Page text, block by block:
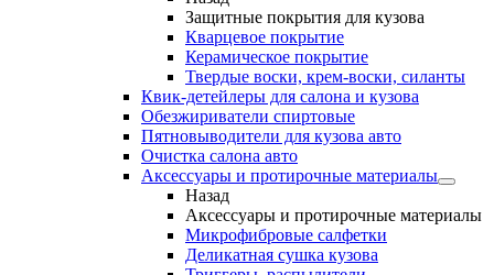
Защитные покрытия для кузова
Кварцевое покрытие
Керамическое покрытие
Твердые воски, крем-воски, силанты
Квик-детейлеры для салона и кузова
Обезжириватели спиртовые
Пятновыводители для кузова авто
Очистка салона авто
Аксессуары и протирочные материалы
Назад
Аксессуары и протирочные материалы
Микрофибровые салфетки
Деликатная сушка кузова